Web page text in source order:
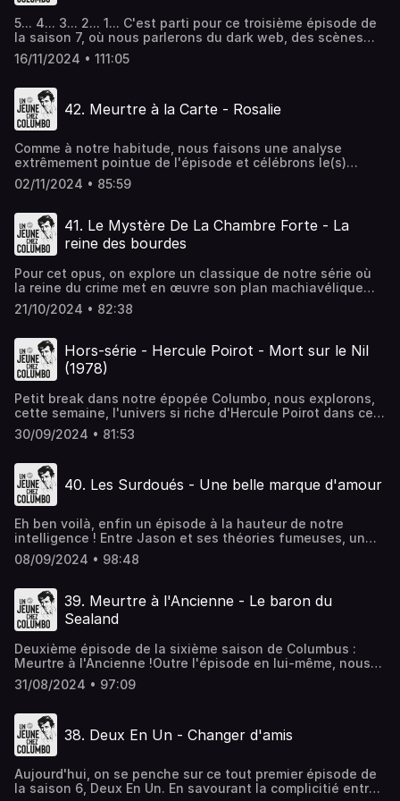
compter à rebours à partir de 100 avant d'appuyer sur
lecture ! Hébergé par Ausha. Visitez ausha.co/politique-
de-confidentialite pour plus d'informations.
5... 4... 3... 2... 1... C'est parti pour ce troisième épisode de
la saison 7, où nous parlerons du dark web, des scènes
qui nous marquent, des maquettes, des collections, des
billets de 0, de la violence à la télé, des boutons de
de ces sujets inspirants, on analysera l'épisode de
Columbo avec notre rigueur habituelle !Hébergé par
Ausha. Visitez ausha.co/politique-de-confidentialite pour
16/11/2024 • 111:05
42. Meurtre à la Carte - Rosalie
Comme à notre habitude, nous faisons une analyse
extrêmement pointue de l'épisode et célébrons le(s)
premier(s) Frenchie(s) de la série. Voici la recette du jour :
une pincée d'Italie, une cuillère à soupe de croquet, une
doubleur, Guy et Michel coupés en fines rondelles, et on
assaisonne le tout avec des tonnes et des tonnes de
nourriture !ROSALIE, À TABLE !Hébergé par Ausha. Visitez
d'informations.
02/11/2024 • 85:59
41. Le Mystère De La Chambre Forte - La
reine des bourdes
Pour cet opus, on explore un classique de notre série où
la reine du crime met en œuvre son plan machiavélique
avec une minutie digne des plus grands, doit déjouer la
méfiance exemplaire d'une victime des plus prudentes,
malgré sa discrétion irréprochable, doit user de toute sa
ruse pour faire disparaître et réapparaître des clefs et
doit, bien entendu, se défaire adroitement de notre
compassion pour les plus petits que lui.Hébergé par
Ausha. Visitez ausha.co/politique-de-confidentialite pour
plus d'informations.
21/10/2024 • 82:38
Hors-série - Hercule Poirot - Mort sur le Nil
(1978)
Petit break dans notre épopée Columbo, nous explorons,
cette semaine, l'univers si riche d'Hercule Poirot dans ce
film classique de 1978 avec Peter Ustinov et d'autres
grands noms du ciné. Voyons si Max apprécie !Hébergé
pour plus d'informations.
30/09/2024 • 81:53
40. Les Surdoués - Une belle marque d'amour
Eh ben voilà, enfin un épisode à la hauteur de notre
intelligence ! Entre Jason et ses théories fumeuses, un
tueur qui se donne tout seul, Suzy l'illuminée et l'autre qui
boit sa lentille de contact, on s'est senti comme chez
de cheminées, de vers de terre, de chatouilles en public,
de Malcolm, de QI, de trains électriques, du Futuroscope,
des enfants qui transpirent et des différentes formes de
notre carte de membre, il vous faudra faire partie des 2%
des gens les plus amoureux de la série. On attend vos
inscriptions.Hébergé par Ausha. Visitez
ausha.co/politique-de-confidentialite pour plus
08/09/2024 • 98:48
39. Meurtre à l'Ancienne - Le baron du
Sealand
Deuxième épisode de la sixième saison de Columbus :
Meurtre à l'Ancienne !Outre l'épisode en lui-même, nous
parlerons des Valdimirs, des tarifs 12-25, de Mac Miller,
des peignoirs brodés et des chaussettes, des cheveux qui
contemplatifs, de la chaussure de l'incompréhension, et
bien d'autres sujets !Venez nombreux, l'entrée est
gratuite !Hébergé par Ausha. Visitez ausha.co/politique-
31/08/2024 • 97:09
38. Deux En Un - Changer d'amis
Aujourd'hui, on se penche sur ce tout premier épisode de
la saison 6, Deux En Un. En savourant la complicitié entre